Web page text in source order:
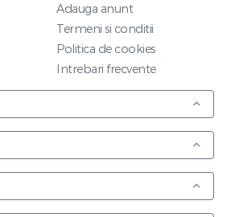
Adauga anunt
Termeni si conditii
Politica de cookies
Intrebari frecvente